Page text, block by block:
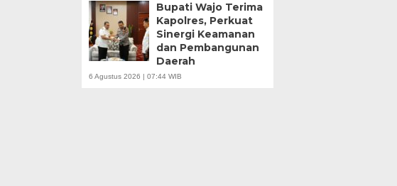
Bupati Wajo Terima
Kapolres, Perkuat
Sinergi Keamanan
dan Pembangunan
Daerah
6 Agustus 2026 | 07:44 WIB